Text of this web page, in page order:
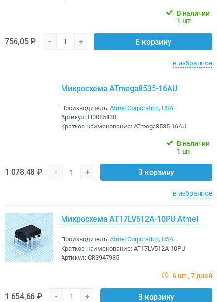
В наличии
1 шт
756,05 ₽ - + В корзину
в избранное
Микросхема ATmega8535-16AU
Производитель: Atmel Corporation, USA
Артикул: Ц0085830
Краткое наименование: ATmega8535-16AU
В наличии
1 шт
1 078,48 ₽ - + В корзину
в избранное
Микросхема AT17LV512A-10PU Atmel
Производитель: Atmel Corporation, USA
Краткое наименование: AT17LV512A-10PU
Артикул: CR3947985
6 шт 7 дней
1 654,66 ₽ - + В корзину